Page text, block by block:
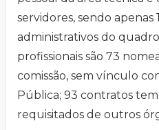
servidores, sendo apenas
administrativos do
profissionais são 73
comissão, sem vínculo
Pública; 93 contratos
requisitados de outros